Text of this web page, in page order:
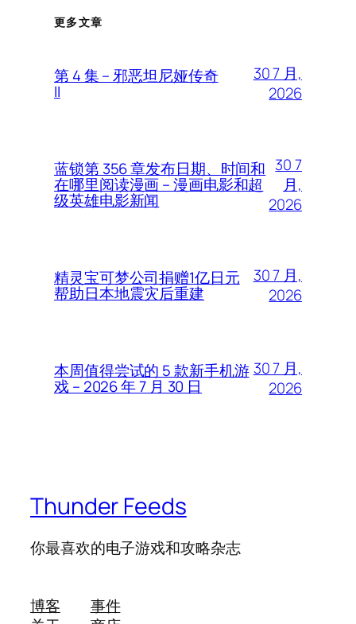
更多文章
第 4 集 – 邪恶坦尼娅传奇
II
30 7 月,
2026
蓝锁第 356 章发布日期、时间和
在哪里阅读漫画 – 漫画电影和超
级英雄电影新闻
30 7
月,
2026
精灵宝可梦公司捐赠1亿日元
帮助日本地震灾后重建
30 7 月,
2026
本周值得尝试的 5 款新手机游
戏 – 2026 年 7 月 30 日
30 7 月,
2026
Thunder Feeds
你最喜欢的电子游戏和攻略杂志
博客
事件